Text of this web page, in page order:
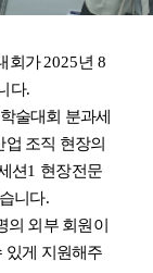
회가2025년 8
다.
술대회 분과세
업 조직 현장의
션1 현장전문
니다.
의 외부 회원이
있게 지원해주